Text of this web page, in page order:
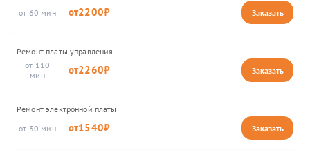
60
2200
Ремонт платы управления
110
2260
Ремонт электронной платы
30
1540